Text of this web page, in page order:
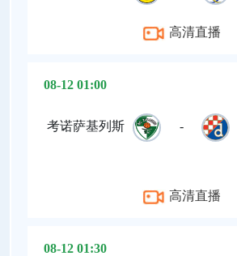
高清直播
08-12 01:00
考诺萨基列斯 -
高清直播
08-12 01:30